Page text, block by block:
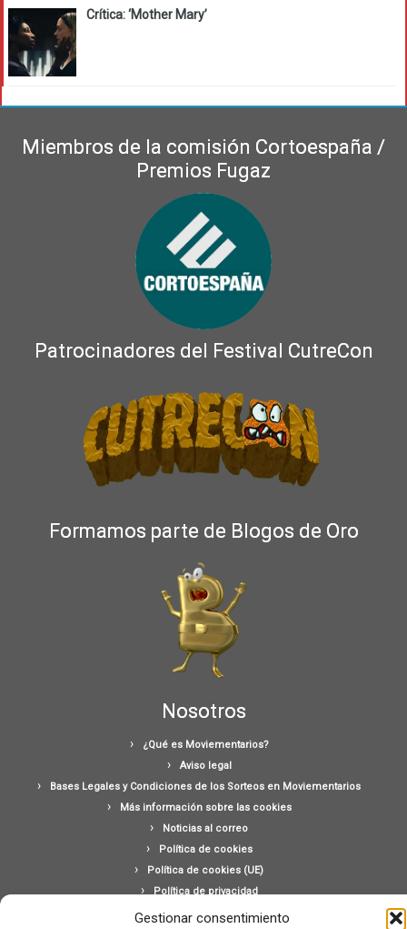
Gestionar consentimiento
Crítica: ‘Mother Mary’
Miembros de la comisión Cortoespaña /
Premios Fugaz
Patrocinadores del Festival CutreCon
Formamos parte de Blogos de Oro
Nosotros
¿Qué es Moviementarios?
Aviso legal
Bases Legales y Condiciones de los Sorteos en Moviementarios
Más información sobre las cookies
Noticias al correo
Política de cookies
Política de cookies (UE)
Política de privacidad
Ponte en contacto con nosotros